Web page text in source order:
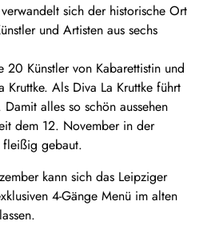
sich der historische Ort
und Artisten aus sechs
20 Künstler von Kabarettistin und
Kruttke. Als Diva La Kruttke führt
alles so schön aussehen
dem 12. November in der
fleißig gebaut.
kann sich das Leipziger
4-Gänge Menü im alten